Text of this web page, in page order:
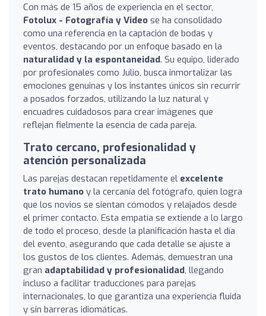
Con más de 15 años de experiencia en el sector,
Fotolux - Fotografía y Video se ha consolidado
como una referencia en la captación de bodas y
eventos, destacando por un enfoque basado en la
naturalidad y la espontaneidad. Su equipo, liderado
por profesionales como Julio, busca inmortalizar las
emociones genuinas y los instantes únicos sin recurrir
a posados forzados, utilizando la luz natural y
encuadres cuidadosos para crear imágenes que
reflejan fielmente la esencia de cada pareja.
Trato cercano, profesionalidad y
atención personalizada
Las parejas destacan repetidamente el excelente
trato humano y la cercanía del fotógrafo, quien logra
que los novios se sientan cómodos y relajados desde
el primer contacto. Esta empatía se extiende a lo largo
de todo el proceso, desde la planificación hasta el día
del evento, asegurando que cada detalle se ajuste a
los gustos de los clientes. Además, demuestran una
gran adaptabilidad y profesionalidad, llegando
incluso a facilitar traducciones para parejas
internacionales, lo que garantiza una experiencia fluida
y sin barreras idiomáticas.